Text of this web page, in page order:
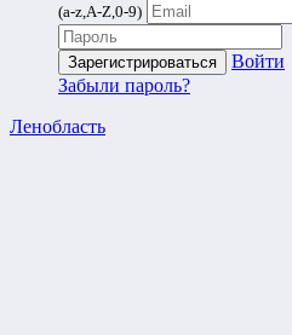
(a-z,A-Z,0-9)
Войти
Забыли пароль?
Ленобласть